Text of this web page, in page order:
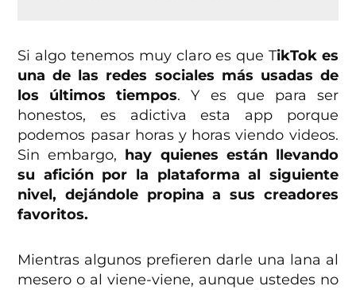
Si algo tenemos muy claro es que TikTok es
una de las redes sociales más usadas de
los últimos tiempos. Y es que para ser
honestos, es adictiva esta app porque
podemos pasar horas y horas viendo videos.
Sin embargo, hay quienes están llevando
su afición por la plataforma al siguiente
nivel, dejándole propina a sus creadores
favoritos.
Mientras algunos prefieren darle una lana al
mesero o al viene-viene, aunque ustedes no